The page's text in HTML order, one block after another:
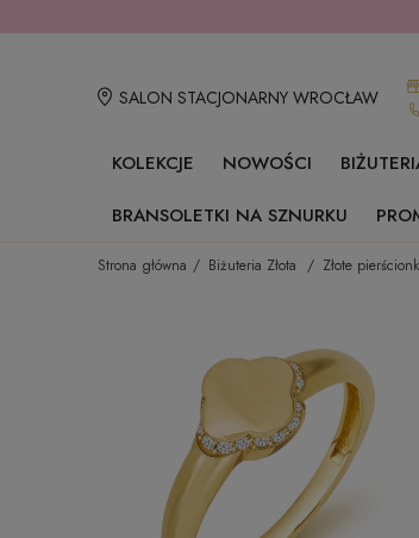
SALON STACJONARNY WROCŁAW
KOLEKCJE NOWOŚCI
BRANSOLETKI NA SZNURKU
Strona główna Biżuteria Złota Złote